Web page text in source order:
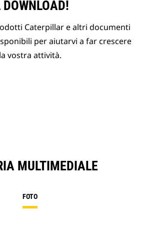
DOWNLOAD!
Caterpillar e altri documenti
per aiutarvi a far crescere
la vostra attività.
MULTIMEDIALE
FOTO